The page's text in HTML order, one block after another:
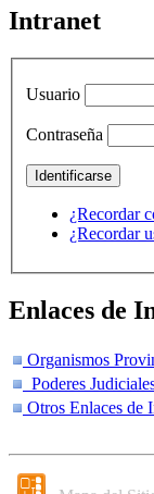
Intranet
Usuario
Contraseña
¿Recordar
¿Recordar
Enlaces de
Organismos
Poderes
Otros Enlaces de